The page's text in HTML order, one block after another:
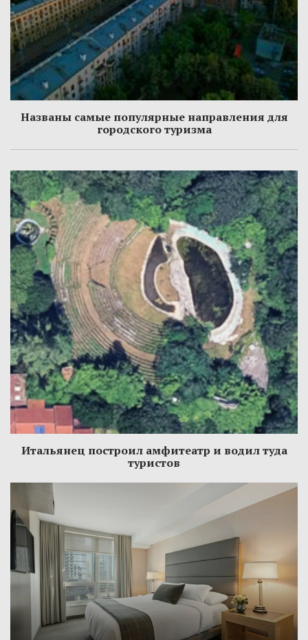
Названы самые популярные направления для
городского туризма
Итальянец построил амфитеатр и водил туда
туристов